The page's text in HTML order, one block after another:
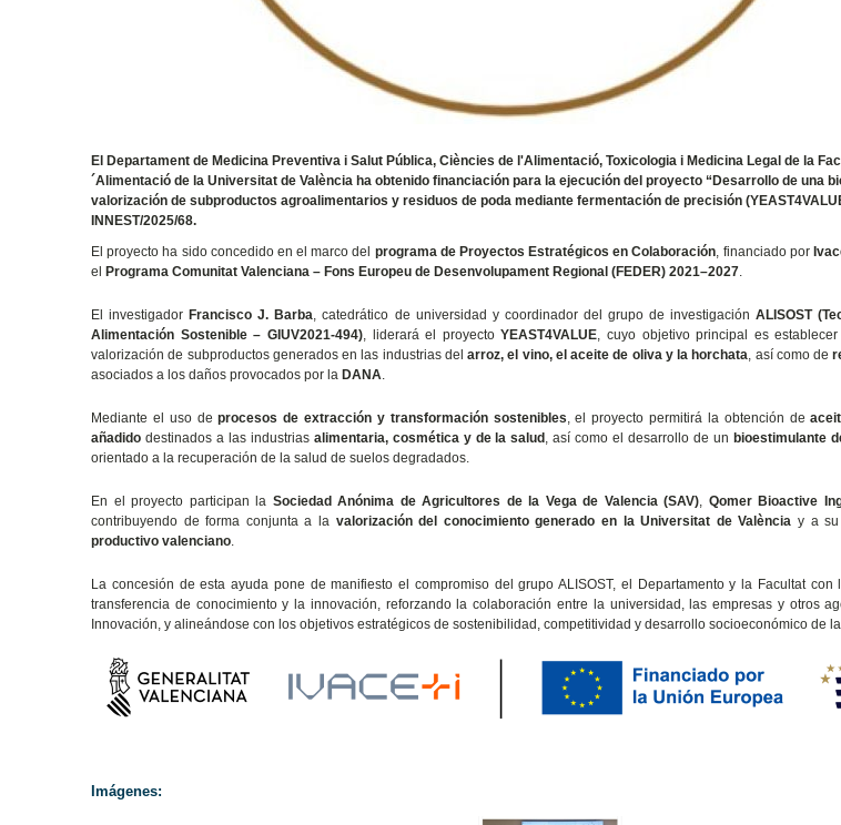
El Departament de Medicina Preventiva i Salut Pública, Ciències de l'Alimentació, Toxicologia i Medicina Legal de la
´Alimentació de la Universitat de València ha obtenido financiación para la ejecución del proyecto “Desarrollo de una
valorización de subproductos agroalimentarios y residuos de poda mediante fermentación de precisión
INNEST/2025/68.
El proyecto ha sido concedido en el marco del programa de Proyectos Estratégicos en Colaboración, financiado por
el
Programa Comunitat Valenciana – Fons Europeu de Desenvolupament Regional (FEDER) 2021–2027.
El investigador Francisco J. Barba, catedrático de universidad y coordinador del grupo de investigaciónALISOST
Alimentación Sostenible – GIUV2021-494), liderará el proyectoYEAST4VALUE, cuyo objetivo principal es
valorización de subproductos generados en las industrias delarroz, el vino, el aceite de oliva y la horchata, así como de
asociados a los daños provocados por la DANA.
Mediante el uso deprocesos de extracción y transformación sostenibles, el proyecto permitirá la obtención de
añadido destinados a las industrias alimentaria, cosmética y de la salud , así como el desarrollo de un bioestimulante
orientado a la recuperación de la salud de suelos degradados.
En el proyecto participan la Sociedad Anónima de Agricultores de la Vega de Valencia (SAV), Qomer Bioactive
contribuyendo de forma conjunta a la valorización del conocimiento generado en la Universitat de València y a su
productivo valenciano.
La concesión de esta ayuda pone de manifiesto el compromiso del grupo ALISOST, el Departamento y la Facultat
transferencia de conocimiento y la innovación, reforzando la colaboración entre la universidad, las empresas y otros
Innovación, y alineándose con los objetivos estratégicos de sostenibilidad, competitividad y desarrollo socioeconómico de
Imágenes: